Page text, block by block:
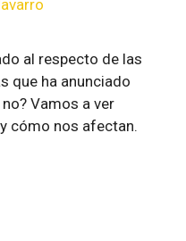
al respecto de las
que ha anunciado
Vamos a ver
cómo nos afectan.